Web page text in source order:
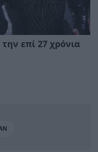
επί 27 χρόνια